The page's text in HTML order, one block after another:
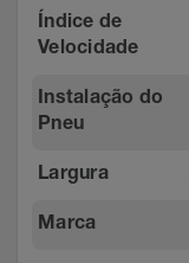
Índice de
Velocidade
Instalação do
Pneu
Largura
Marca